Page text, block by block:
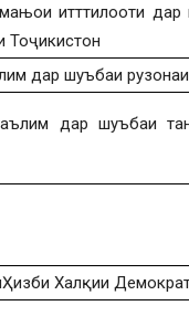
итттилооти дар
Тоҷикистон
дар шуъбаи
дар шуъбаи
Халқии